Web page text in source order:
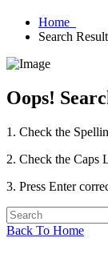
Home
Search
Oops!
1. Check the
2. Check the Caps
3. Press Enter
Back To Home